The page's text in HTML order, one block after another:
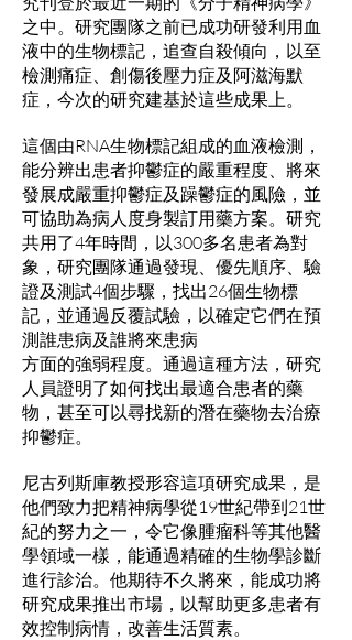
之中。研究團隊之前已成功研發利用血
液中的生物標記，追查自殺傾向，以至
檢測痛症、創傷後壓力症及阿滋海默
症，今次的研究建基於這些成果上。
這個由RNA生物標記組成的血液檢測，
能分辨出患者抑鬱症的嚴重程度、將來
發展成嚴重抑鬱症及躁鬱症的風險，並
可協助為病人度身製訂用藥方案。研究
共用了4年時間，以300多名患者為對
象，研究團隊通過發現、優先順序、驗
證及測試4個步驟，找出26個生物標
記，並通過反覆試驗，以確定它們在預
測誰患病及誰將來患病
方面的強弱程度。通過這種方法，研究
人員證明了如何找出最適合患者的藥
物，甚至可以尋找新的潛在藥物去治療
抑鬱症。
尼古列斯庫教授形容這項研究成果，是
他們致力把精神病學從19世紀帶到21世
紀的努力之一，令它像腫瘤科等其他醫
學領域一樣，能通過精確的生物學診斷
進行診治。他期待不久將來，能成功將
研究成果推出市場，以幫助更多患者有
效控制病情，改善生活質素。